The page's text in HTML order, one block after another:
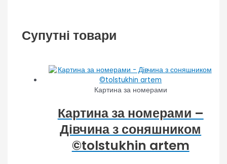
Супутні товари
Картина за номерами
Картина за номерами –
Дівчина з соняшником
©tolstukhin artem